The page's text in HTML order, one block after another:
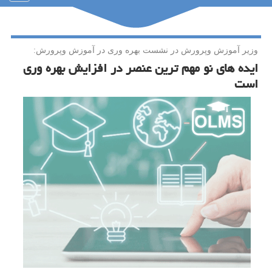
وزیر آموزش وپرورش در نشست بهره وری در آموزش وپرورش:
ایده های نو مهم ترین عنصر در افزایش بهره وری
است